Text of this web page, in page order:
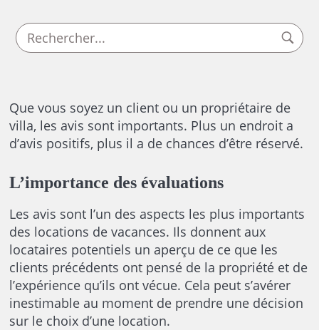
Que vous soyez un client ou un propriétaire de
villa, les avis sont importants. Plus un endroit a
d’avis positifs, plus il a de chances d’être réservé.
L’importance des évaluations
Les avis sont l’un des aspects les plus importants
des locations de vacances. Ils donnent aux
locataires potentiels un aperçu de ce que les
clients précédents ont pensé de la propriété et de
l’expérience qu’ils ont vécue. Cela peut s’avérer
inestimable au moment de prendre une décision
sur le choix d’une location.